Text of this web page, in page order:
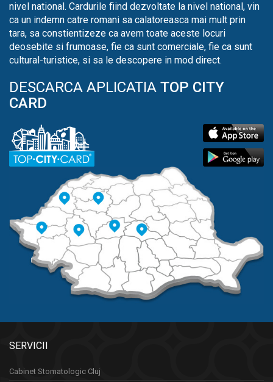
nivel national. Cardurile fiind dezvoltate la nivel national, vin
ca un indemn catre romani sa calatoreasca mai mult prin
tara, sa constientizeze ca avem toate aceste locuri
deosebite si frumoase, fie ca sunt comerciale, fie ca sunt
cultural-turistice, si sa le descopere in mod direct.
DESCARCA APLICATIA TOP CITY
CARD
SERVICII
Cabinet Stomatologic Cluj